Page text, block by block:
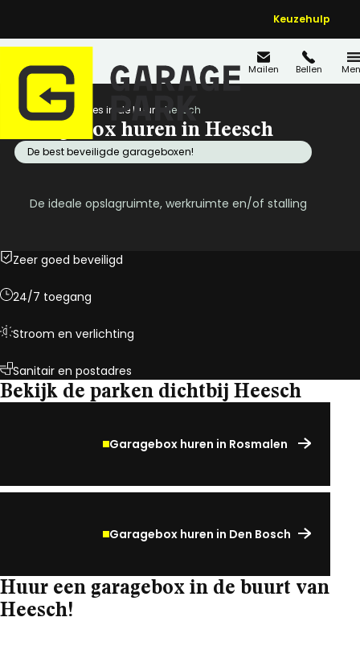
Keuzehulp
Mailen Bellen
Home Locaties in de buurt Heesch
Garagebox huren in Heesch
De best beveiligde garageboxen!
De ideale opslagruimte, werkruimte en/of stalling
Zeer goed beveiligd
24/7 toegang
Stroom en verlichting
Sanitair en postadres
Bekijk de parken dichtbij Heesch
Garagebox huren in Rosmalen
Garagebox huren in Den Bosch
Huur een garagebox in de buurt van
Heesch!